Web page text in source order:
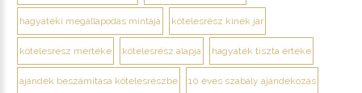
hagyatéki megállapodás mintája kötelesrész kinek jár
kötelesrész mértéke kötelesrész alapja hagyaték tiszta értéke
ajándék beszámítása kötelesrészbe 10 éves szabály ajándékozás